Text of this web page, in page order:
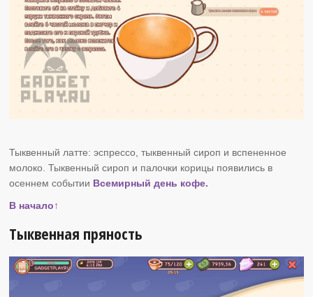
Тыквенный латте: эспрессо, тыквенный сироп и вспененное
молоко. Тыквенный сироп и палочки корицы появились в
осеннем событии Всемирный день кофе.
В начало↑
Тыквенная пряность